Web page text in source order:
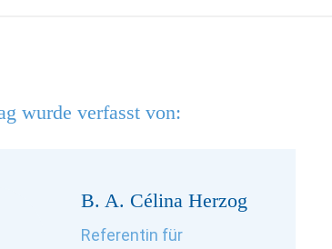
wurde verfasst von:
B. A. Célina Herzog
Referentin für